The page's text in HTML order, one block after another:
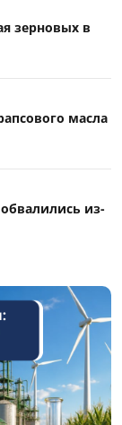
зерновых в
масла
из-